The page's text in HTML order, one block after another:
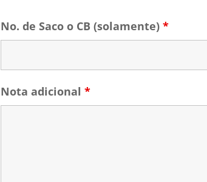
No. de Saco o CB (solamente)*
Nota adicional*